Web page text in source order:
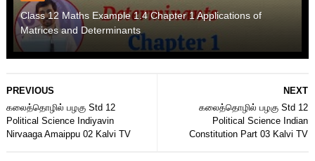
Class 12 Maths Example 1.4 Chapter 1 Applications of
Matrices and Determinants
NEXT
கலைத்தொழில் பழகு Std 12
Political Science Indian
Constitution Part 03 Kalvi TV
PREVIOUS
கலைத்தொழில் பழகு Std 12
Political Science Indiyavin
Nirvaaga Amaippu 02 Kalvi TV